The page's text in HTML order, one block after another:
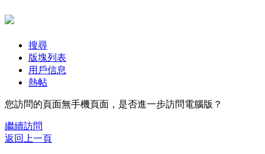
搜尋
版塊列表
用戶信息
熱帖
您訪問的頁面無手機頁面，是否進一步訪問電腦版？
繼續訪問
返回上一頁